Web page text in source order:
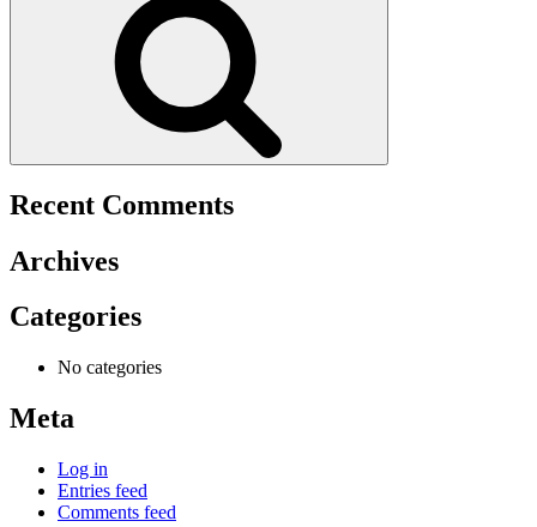
Recent Comments
Archives
Categories
No categories
Meta
Log in
Entries feed
Comments feed